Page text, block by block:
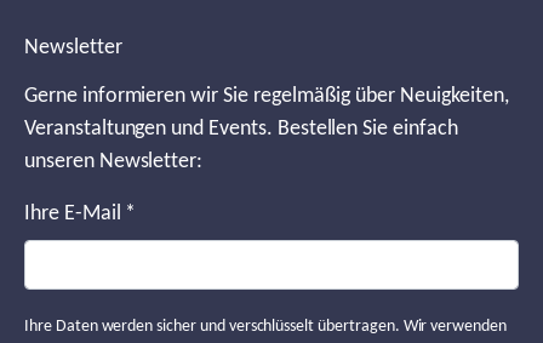
Newsletter
Gerne informieren wir Sie regelmäßig über Neuigkeiten,
Veranstaltungen und Events. Bestellen Sie einfach
unseren Newsletter:
Ihre E-Mail *
Ihre Daten werden sicher und verschlüsselt übertragen. Wir verwenden